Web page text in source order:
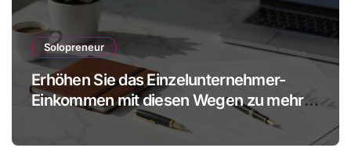
Solopreneur
Erhöhen Sie das Einzelunternehmer-
Einkommen mit diesen Wegen zu mehr
Gewinn ohne Mitarbeiter